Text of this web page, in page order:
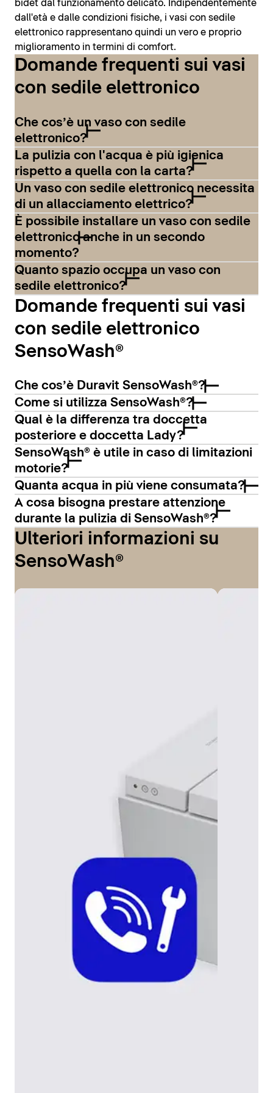
bidet dal funzionamento delicato. Indipendentemente
dall'età e dalle condizioni fisiche, i vasi con sedile
elettronico rappresentano quindi un vero e proprio
miglioramento in termini di comfort.
Domande frequenti sui vasi
con sedile elettronico
Che cos’è un vaso con sedile
elettronico?
La pulizia con l'acqua è più igienica
rispetto a quella con la carta?
Un vaso con sedile elettronico necessita
di un allacciamento elettrico?
È possibile installare un vaso con sedile
elettronico anche in un secondo
momento?
Quanto spazio occupa un vaso con
sedile elettronico?
Domande frequenti sui vasi
con sedile elettronico
SensoWash®
Che cos’è Duravit SensoWash®?
Come si utilizza SensoWash®?
Qual è la differenza tra doccetta
posteriore e doccetta Lady?
SensoWash® è utile in caso di limitazioni
motorie?
Quanta acqua in più viene consumata?
A cosa bisogna prestare attenzione
durante la pulizia di SensoWash®?
Ulteriori informazioni su
SensoWash®